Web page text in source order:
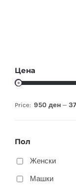
Цена
Price: 950 ден —
Пол
Женски
Машки